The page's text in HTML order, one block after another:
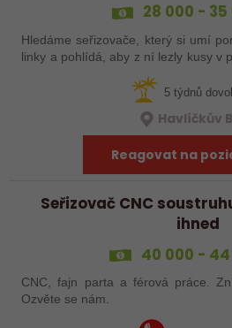
28 000 - 35
Hledáme seřizovače, který si umí
linky a pohlídá, aby z ní lezly kusy v
5 týdnů
Havlíčkův
Reagovat na
Seřizovač CNC
ihned
40 000 -
CNC, fajn parta a férová práce.
Ozvěte se nám.